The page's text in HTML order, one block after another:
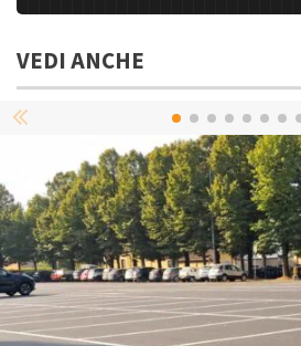
VEDI ANCHE